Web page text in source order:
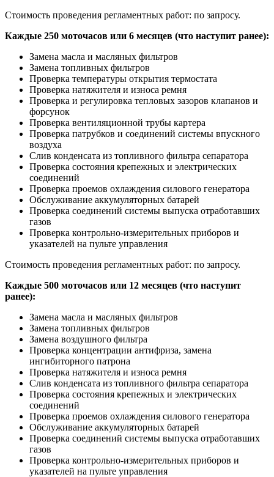
Стоимость проведения регламентных работ: по запросу.
Каждые 250 моточасов или 6 месяцев (что наступит ранее):
Замена масла и масляных фильтров
Замена топливных фильтров
Проверка температуры открытия термостата
Проверка натяжителя и износа ремня
Проверка и регулировка тепловых зазоров клапанов и
форсунок
Проверка вентиляционной трубы картера
Проверка патрубков и соединений системы впускного
воздуха
Слив конденсата из топливного фильтра сепаратора
Проверка состояния крепежных и электрических
соединений
Проверка проемов охлаждения силового генератора
Обслуживание аккумуляторных батарей
Проверка соединений системы выпуска отработавших
газов
Проверка контрольно-измерительных приборов и
указателей на пульте управления
Стоимость проведения регламентных работ: по запросу.
Каждые 500 моточасов или 12 месяцев (что наступит
ранее):
Замена масла и масляных фильтров
Замена топливных фильтров
Замена воздушного фильтра
Проверка концентрации антифриза, замена
ингибиторного патрона
Проверка натяжителя и износа ремня
Слив конденсата из топливного фильтра сепаратора
Проверка состояния крепежных и электрических
соединений
Проверка проемов охлаждения силового генератора
Обслуживание аккумуляторных батарей
Проверка соединений системы выпуска отработавших
газов
Проверка контрольно-измерительных приборов и
указателей на пульте управления